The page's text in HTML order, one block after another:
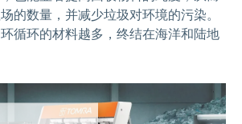
的数量，并减少垃圾对环境的污染。
循环的材料越多，终结在海洋和陆地